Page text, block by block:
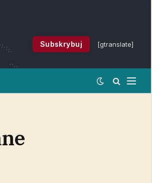
Subskrybuj [gtranslate]